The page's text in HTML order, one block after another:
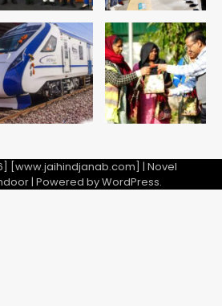
JHJ
साल बाद कानून के शिकंजे में आया हत्या का
आरोपी
[www.jaihindjanab.com] | Novel
| Powered byWordPress.